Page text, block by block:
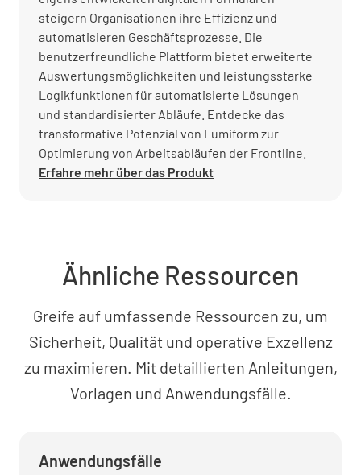
steigern Organisationen ihre Effizienz und
automatisieren Geschäftsprozesse. Die
benutzerfreundliche Plattform bietet erweiterte
Auswertungsmöglichkeiten und leistungsstarke
Logikfunktionen für automatisierte Lösungen
und standardisierter Abläufe. Entdecke das
transformative Potenzial von Lumiform zur
Optimierung von Arbeitsabläufen der Frontline.
Erfahre mehr über das Produkt
Ähnliche Ressourcen
Greife auf umfassende Ressourcen zu, um
Sicherheit, Qualität und operative Exzellenz
zu maximieren. Mit detaillierten Anleitungen,
Vorlagen und Anwendungsfälle.
Anwendungsfälle